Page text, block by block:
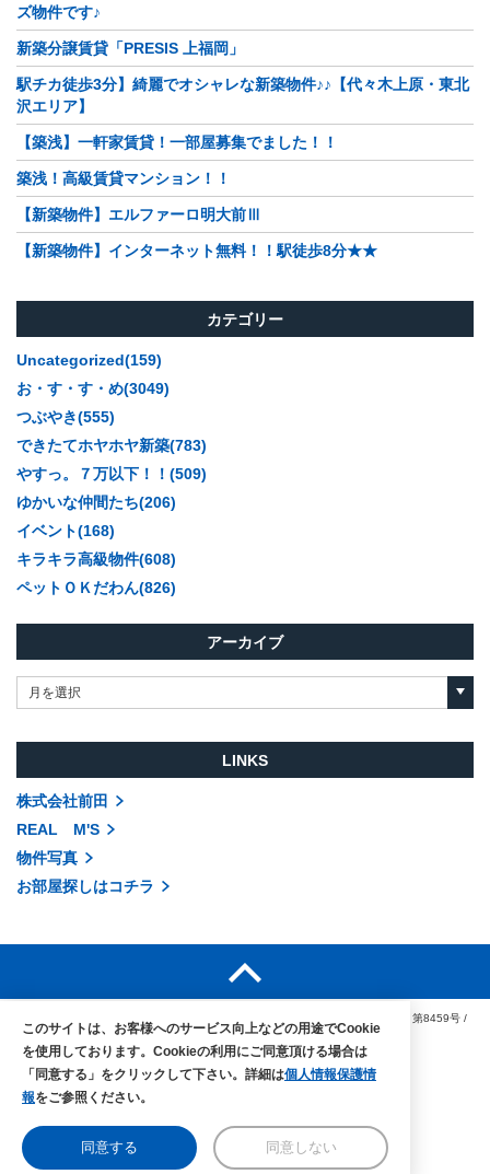
ズ物件です♪
新築分譲賃貸「PRESIS 上福岡」
駅チカ徒歩3分】綺麗でオシャレな新築物件♪♪【代々木上原・東北
沢エリア】
【築浅】一軒家賃貸！一部屋募集でました！！
築浅！高級賃貸マンション！！
【新築物件】エルファーロ明大前Ⅲ
【新築物件】インターネット無料！！駅徒歩8分★★
カテゴリー
Uncategorized(159)
お・す・す・め(3049)
つぶやき(555)
できたてホヤホヤ新築(783)
やすっ。７万以下！！(509)
ゆかいな仲間たち(206)
イベント(168)
キラキラ高級物件(608)
ペットＯＫだわん(826)
アーカイブ
月を選択
LINKS
株式会社前田
REAL M'S
物件写真
お部屋探しはコチラ
国土交通大臣（3）第8459号 /
賃貸住宅管理業免許 国土交通大臣（1）第002104号
このサイトは、お客様へのサービス向上などの用途でCookie
を使用しております。Cookieの利用にご同意頂ける場合は
「同意する」をクリックして下さい。詳細は個人情報保護情
報をご参照ください。
同意する 同意しない